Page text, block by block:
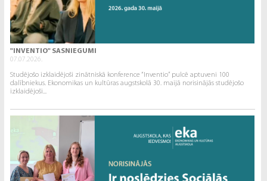
"INVENTIO" SASNIEGUMI
07.07.2026.
Studējošo izklaidējoši zinātniskā konference “Inventio” pulcē aptuveni 100
dalībniekus. Ekonomikas un kultūras augstskolā 30. maijā norisinājās studējošo
izklaidējoši...